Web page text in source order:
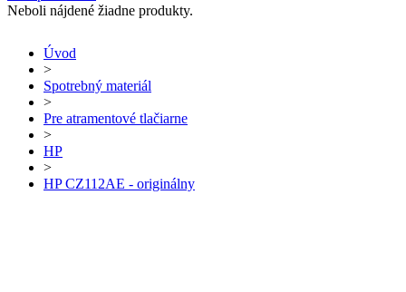
Neboli nájdené žiadne produkty.
Úvod
>
Spotrebný materiál
>
Pre atramentové tlačiarne
>
HP
>
HP CZ112AE - originálny